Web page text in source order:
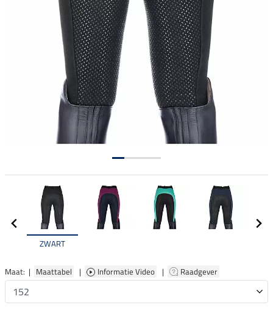
ZWART
Maat: | Maattabel | Informatie Video | Raadgever